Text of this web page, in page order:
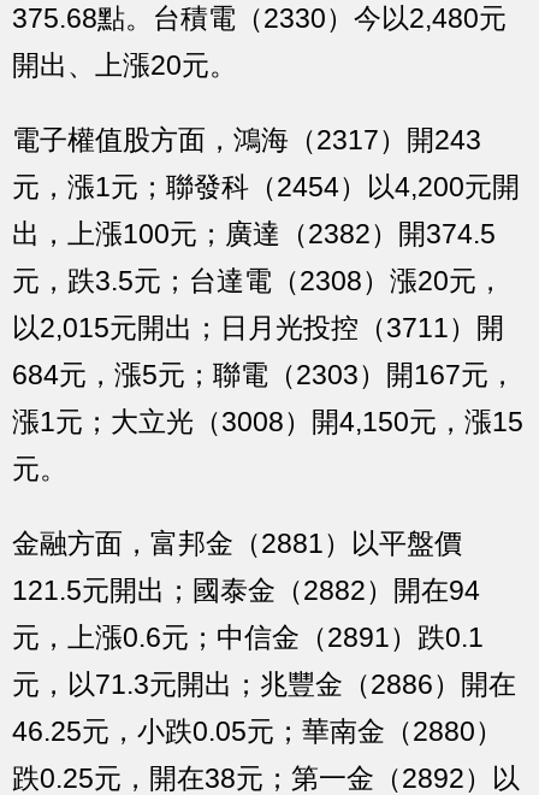
375.68點。台積電（2330）今以2,480元
開出、上漲20元。
電子權值股方面，鴻海（2317）開243
元，漲1元；聯發科（2454）以4,200元開
出，上漲100元；廣達（2382）開374.5
元，跌3.5元；台達電（2308）漲20元，
以2,015元開出；日月光投控（3711）開
684元，漲5元；聯電（2303）開167元，
漲1元；大立光（3008）開4,150元，漲15
元。
金融方面，富邦金（2881）以平盤價
121.5元開出；國泰金（2882）開在94
元，上漲0.6元；中信金（2891）跌0.1
元，以71.3元開出；兆豐金（2886）開在
46.25元，小跌0.05元；華南金（2880）
跌0.25元，開在38元；第一金（2892）以